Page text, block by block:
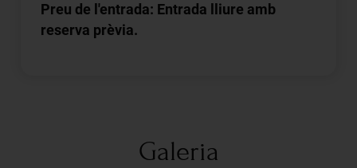
Preu de l'entrada: Entrada lliure amb
reserva prèvia.
Galeria